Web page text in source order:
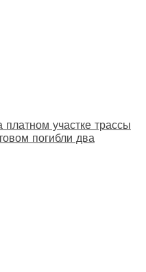
участке трассы
погибли два